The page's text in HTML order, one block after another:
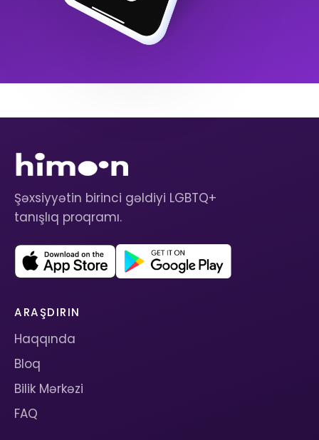
Şəxsiyyətin birinci gəldiyi LGBTQ+
tanışlıq proqramı.
ARAŞDIRIN
Haqqında
Bloq
Bilik Mərkəzi
FAQ